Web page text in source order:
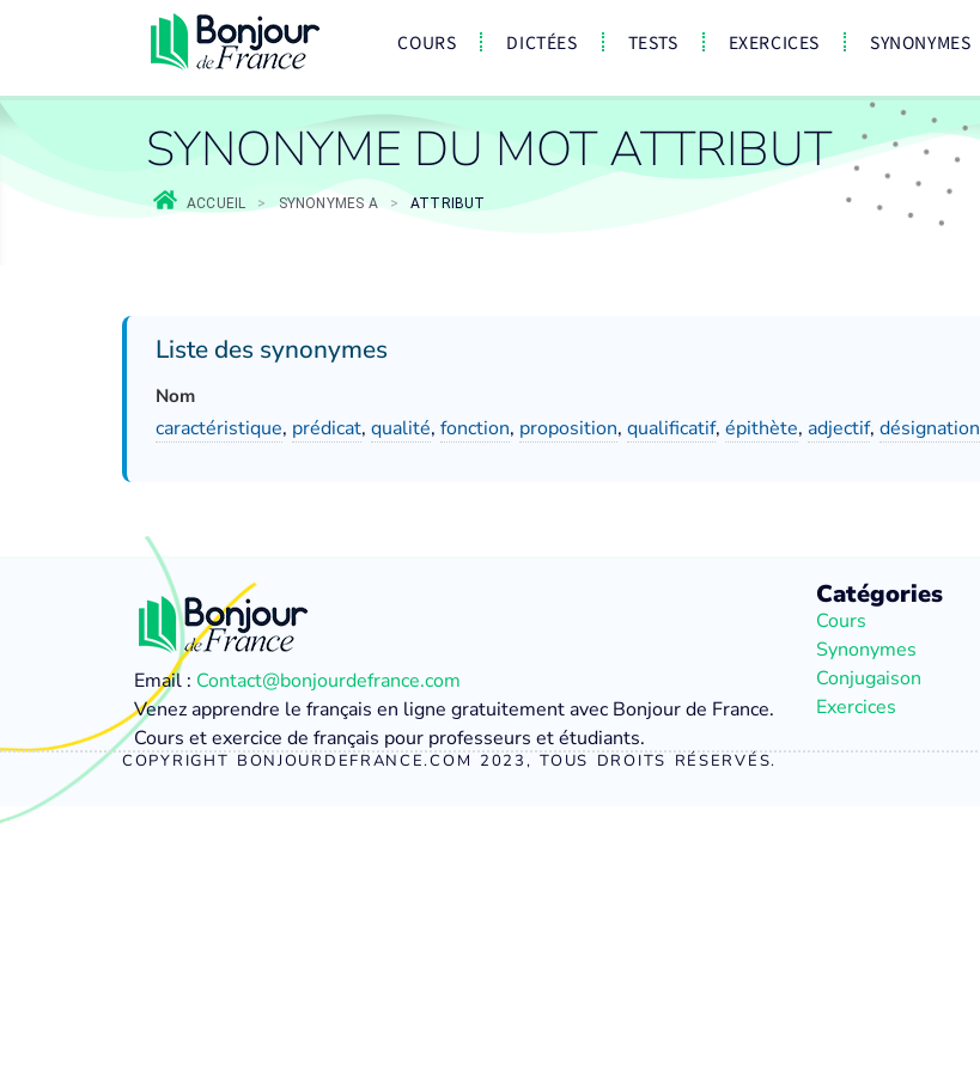
COURS DICTÉES TESTS EXERCICES SYNONYMES
SYNONYME DU MOT ATTRIBUT
ACCUEIL > SYNONYMES A > ATTRIBUT
Liste des synonymes
Nom
caractéristique, prédicat, qualité, fonction, proposition, qualificatif, épithète, adjectif, désignation
Email : Contact@bonjourdefrance.com
Venez apprendre le français en ligne gratuitement avec Bonjour de France.
Cours et exercice de français pour professeurs et étudiants.
Catégories
Cours
Synonymes
Conjugaison
Exercices
COPYRIGHT BONJOURDEFRANCE.COM 2023, TOUS DROITS RÉSERVÉS.